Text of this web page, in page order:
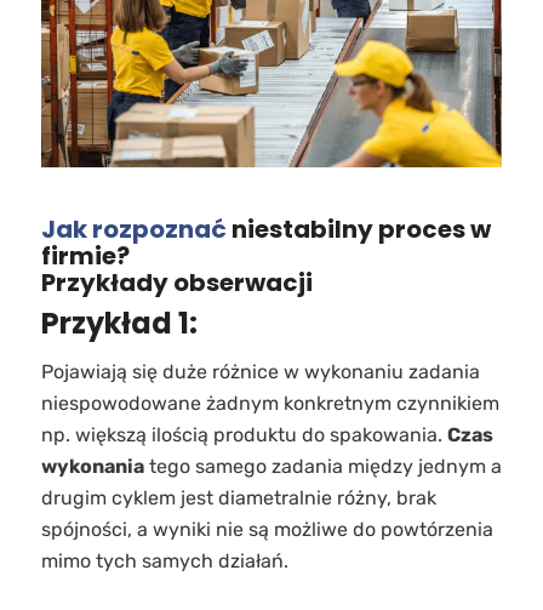
Jak rozpoznać niestabilny proces w
firmie?
Przykłady obserwacji
Przykład 1:
Pojawiają się duże różnice w wykonaniu zadania
niespowodowane żadnym konkretnym czynnikiem
np. większą ilością produktu do spakowania. Czas
wykonaniatego samego zadania między jednym a
drugim cyklem jest diametralnie różny, brak
spójności, a wyniki nie są możliwe do powtórzenia
mimo tych samych działań.